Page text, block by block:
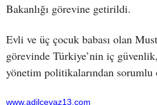
Bakanlığı görevine getirildi.
Evli ve üç çocuk babası olan
görevinde Türkiye’nin iç
yönetim politikalarından sorumlu
www.adilcevaz13.com